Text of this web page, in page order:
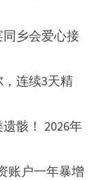
乡会爱心接
连续3天精
骸！ 2026年
账户一年暴增